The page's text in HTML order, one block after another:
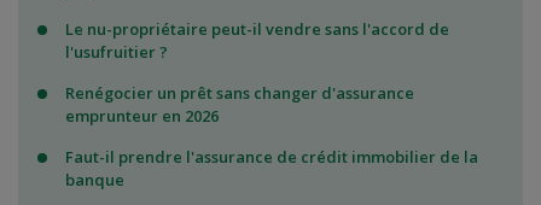
Le nu-propriétaire peut-il vendre sans l'accord de
l'usufruitier ?
Renégocier un prêt sans changer d'assurance
emprunteur en 2026
Faut-il prendre l'assurance de crédit immobilier de la
banque